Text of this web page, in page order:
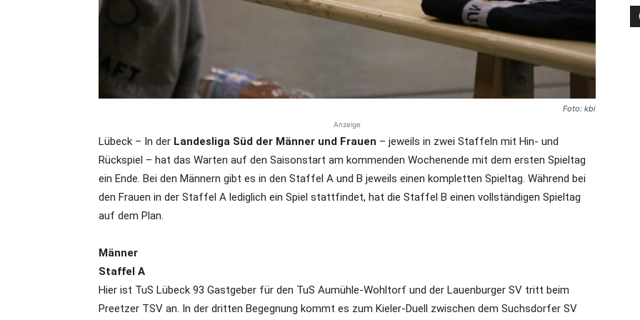
die
Foto: kbi
Anzeige
Lübeck – In der Landesliga Süd der Männer und Frauen – jeweils in zwei Staffeln mit Hin- und
Rückspiel – hat das Warten auf den Saisonstart am kommenden Wochenende mit dem ersten Spieltag
ein Ende. Bei den Männern gibt es in den Staffel A und B jeweils einen kompletten Spieltag. Während bei
den Frauen in der Staffel A lediglich ein Spiel stattfindet, hat die Staffel B einen vollständigen Spieltag
auf dem Plan.
Männer
Staffel A
Hier ist TuS Lübeck 93 Gastgeber für den TuS Aumühle-Wohltorf und der Lauenburger SV tritt beim
Preetzer TSV an. In der dritten Begegnung kommt es zum Kieler-Duell zwischen dem Suchsdorfer SV